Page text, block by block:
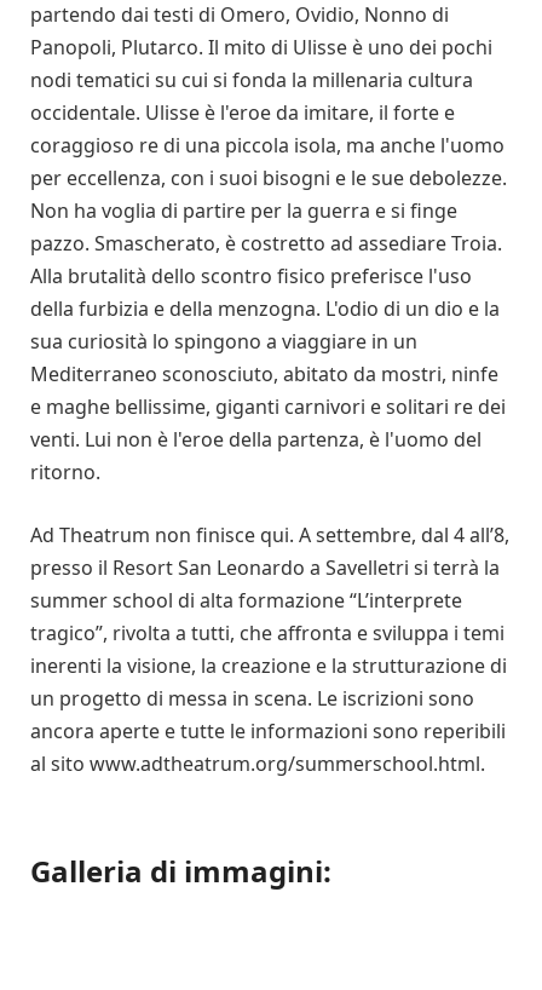
partendo dai testi di Omero, Ovidio, Nonno di
Panopoli, Plutarco. Il mito di Ulisse è uno dei pochi
nodi tematici su cui si fonda la millenaria cultura
occidentale. Ulisse è l'eroe da imitare, il forte e
coraggioso re di una piccola isola, ma anche l'uomo
per eccellenza, con i suoi bisogni e le sue debolezze.
Non ha voglia di partire per la guerra e si finge
pazzo. Smascherato, è costretto ad assediare Troia.
Alla brutalità dello scontro fisico preferisce l'uso
della furbizia e della menzogna. L'odio di un dio e la
sua curiosità lo spingono a viaggiare in un
Mediterraneo sconosciuto, abitato da mostri, ninfe
e maghe bellissime, giganti carnivori e solitari re dei
venti. Lui non è l'eroe della partenza, è l'uomo del
ritorno.
Ad Theatrum non finisce qui. A settembre, dal 4 all’8,
presso il Resort San Leonardo a Savelletri si terrà la
summer school di alta formazione “L’interprete
tragico”, rivolta a tutti, che affronta e sviluppa i temi
inerenti la visione, la creazione e la strutturazione di
un progetto di messa in scena. Le iscrizioni sono
ancora aperte e tutte le informazioni sono reperibili
al sito www.adtheatrum.org/summerschool.html.
Galleria di immagini: